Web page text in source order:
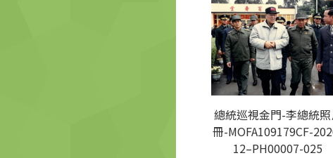
總統巡視金門-李總統照
冊-MOFA109179CF-
12–PH00007-025